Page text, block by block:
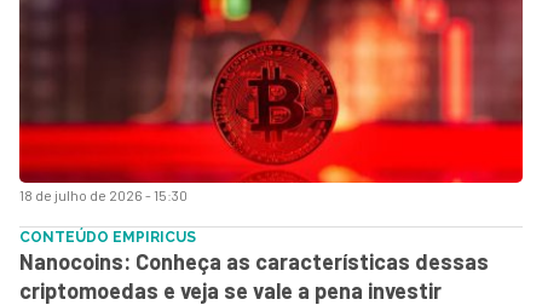
18 de julho de 2026 - 15:30
CONTEÚDO EMPIRICUS
Nanocoins: Conheça as características dessas
criptomoedas e veja se vale a pena investir